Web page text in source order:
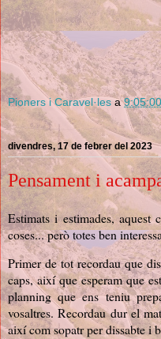
Pioners i Caravel·les a
divendres, 17 de febrer del 2023
Pensament i
Estimats i estimades, aquest
coses... però totes ben
Primer de tot recordau que
caps, així que esperam que
planning que ens teniu
vosaltres. Recordau dur el
així com sopatr per dissabte i